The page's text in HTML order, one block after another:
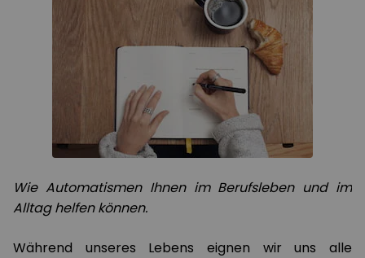
Wie Automatismen Ihnen im Berufsleben und im
Alltag helfen können.
Während unseres Lebens eignen wir uns alle